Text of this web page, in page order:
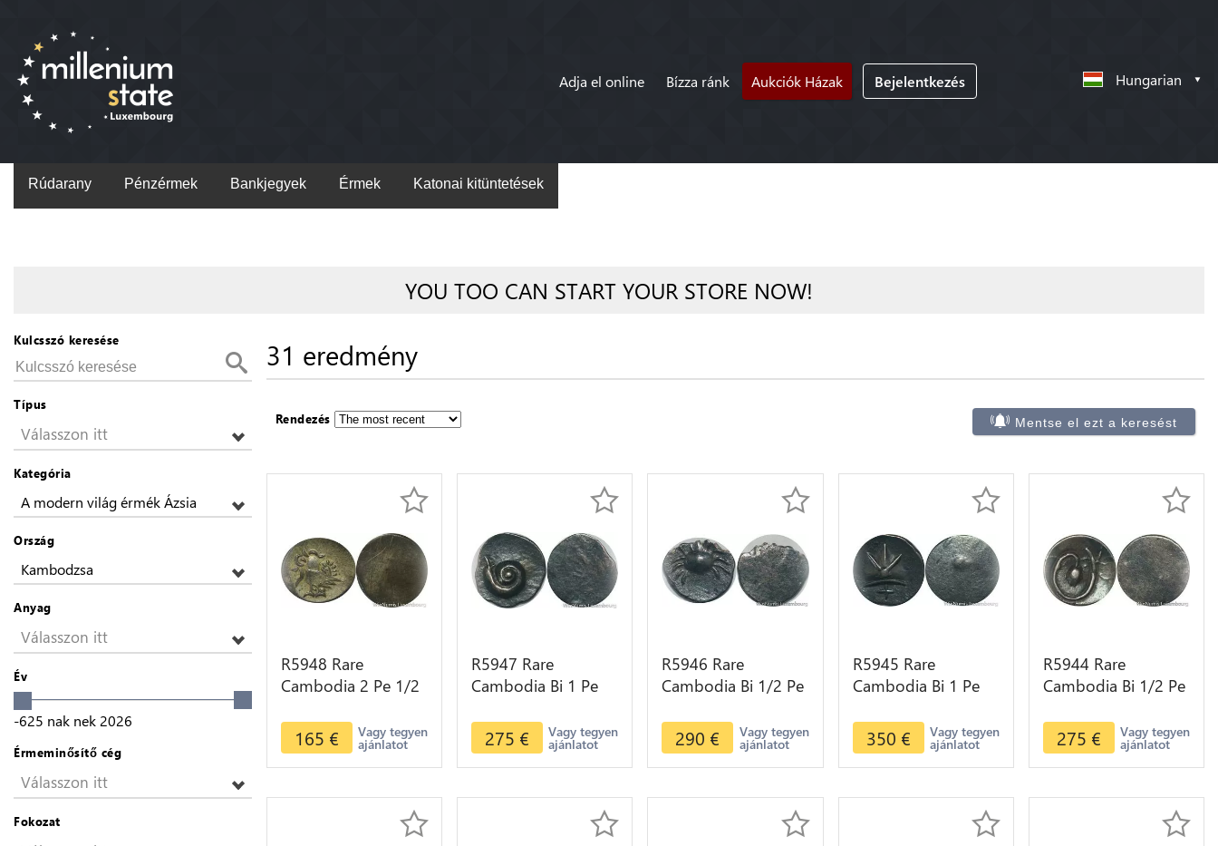
Adja el online Bízza ránk Aukciók Házak Bejelentkezés Hungarian
Rúdarany Pénzérmek Bankjegyek Érmek Katonai kitüntetések
YOU TOO CAN START YOUR STORE NOW!
Kulcsszó keresése
Típus
Válasszon itt
Kategória
A modern világ érmék Ázsia
Ország
Kambodzsa
Anyag
Válasszon itt
Év
-625 nak nek 2026
Érmeminősítő cég
Válasszon itt
Fokozat
31 eredmény
Rendezés Mentse el ezt a keresést
R5948 Rare
Cambodia 2 Pe 1/2
ND 1847 Rooster
Silver AU
165 € Vagy tegyen
ajánlatot
R5947 Rare
Cambodia Bi 1 Pe
1847 Lotus flower
seed spiral Silver AU
275 € Vagy tegyen
ajánlatot
R5946 Rare
Cambodia Bi 1/2 Pe
1847 Crab Uniface
Silver >M offer
290 € Vagy tegyen
ajánlatot
R5945 Rare
Cambodia Bi 1 Pe
1847 Cocoa Bean
Bold Silver AU >M
offer
350 € Vagy tegyen
ajánlatot
R5944 Rare
Cambodia Bi 1/2 Pe
1847 Lotus flower
Spiral Silver AU
275 € Vagy tegyen
ajánlatot